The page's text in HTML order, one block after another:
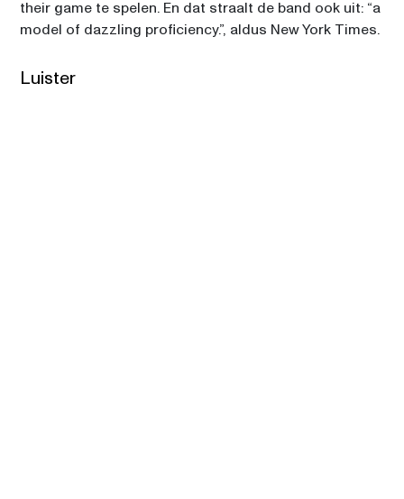
their game te spelen. En dat straalt de band ook uit: “a
model of dazzling proficiency.”, aldus New York Times.
Luister